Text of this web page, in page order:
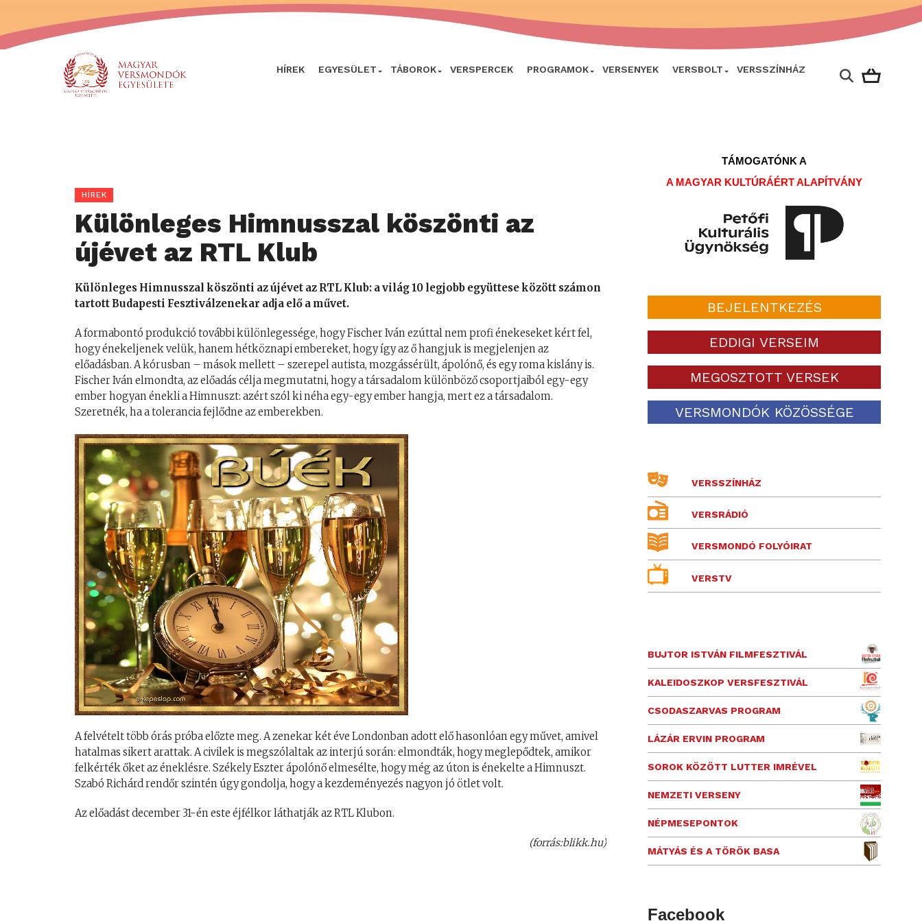
HÍREK EGYESÜLET TÁBOROK VERSPERCEK PROGRAMOK VERSENYEK VERSBOLT VERSSZÍNHÁZ
HÍREK
Különleges Himnusszal köszönti az
újévet az RTL Klub
Különleges Himnusszal köszönti az újévet az RTL Klub: a világ 10 legjobb együttese között számon
tartott Budapesti Fesztiválzenekar adja elő a művet.
A formabontó produkció további különlegessége, hogy Fischer Iván ezúttal nem profi énekeseket kért fel,
hogy énekeljenek velük, hanem hétköznapi embereket, hogy így az ő hangjuk is megjelenjen az
előadásban. A kórusban – mások mellett – szerepel autista, mozgássérült, ápolónő, és egy roma kislány is.
Fischer Iván elmondta, az előadás célja megmutatni, hogy a társadalom különböző csoportjaiból egy-egy
ember hogyan énekli a Himnuszt: azért szól ki néha egy-egy ember hangja, mert ez a társadalom.
Szeretnék, ha a tolerancia fejlődne az emberekben.
A felvételt több órás próba előzte meg. A zenekar két éve Londonban adott elő hasonlóan egy művet, amivel
hatalmas sikert arattak. A civilek is megszólaltak az interjú során: elmondták, hogy meglepődtek, amikor
felkérték őket az éneklésre. Székely Eszter ápolónő elmesélte, hogy még az úton is énekelte a Himnuszt.
Szabó Richárd rendőr szintén úgy gondolja, hogy a kezdeményezés nagyon jó ötlet volt.
Az előadást december 31-én este éjfélkor láthatják az RTL Klubon.
(forrás:blikk.hu)
TÁMOGATÓNK A
A MAGYAR KULTÚRÁÉRT ALAPÍTVÁNY
BEJELENTKEZÉS
EDDIGI VERSEIM
MEGOSZTOTT VERSEK
VERSMONDÓK KÖZÖSSÉGE
VERSSZÍNHÁZ
VERSRÁDIÓ
VERSMONDÓ FOLYÓIRAT
VERSTV
BUJTOR ISTVÁN FILMFESZTIVÁL
KALEIDOSZKOP VERSFESZTIVÁL
CSODASZARVAS PROGRAM
LÁZÁR ERVIN PROGRAM
SOROK KÖZÖTT LUTTER IMRÉVEL
NEMZETI VERSENY
NÉPMESEPONTOK
MÁTYÁS ÉS A TÖRÖK BASA
Facebook